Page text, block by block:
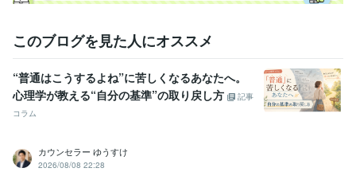
このブログを見た人にオススメ
“普通はこうするよね”に苦しくなるあなたへ。
心理学が教える“自分の基準”の取り戻し方
記事
コラム
カウンセラー ゆうすけ
2026/08/08 22:28